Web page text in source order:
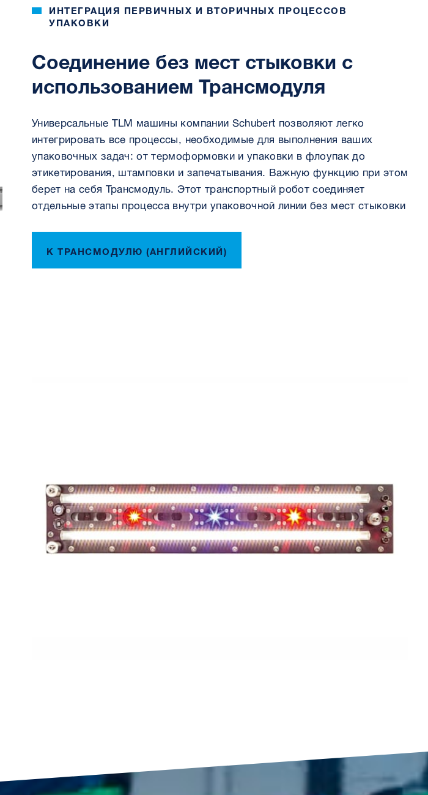
ИНТЕГРАЦИЯ ПЕРВИЧНЫХ И ВТОРИЧНЫХ ПРОЦЕССОВ
УПАКОВКИ
Соединение без мест стыковки с
использованием Трансмодуля
Универсальные TLM машины компании Schubert позволяют легко
интегрировать все процессы, необходимые для выполнения ваших
упаковочных задач: от термоформовки и упаковки в флоупак до
этикетирования, штамповки и запечатывания. Важную функцию при этом
берет на себя Трансмодуль. Этот транспортный робот соединяет
отдельные этапы процесса внутри упаковочной линии без мест стыковки
К ТРАНСМОДУЛЮ (АНГЛИЙСКИЙ)